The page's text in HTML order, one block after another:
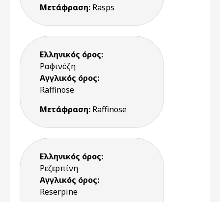
Μετάφραση: Rasps
Ελληνικός όρος:
Ραφινόζη
Αγγλικός όρος:
Raffinose
Μετάφραση: Raffinose
Ελληνικός όρος:
Ρεζερπίνη
Αγγλικός όρος:
Reserpine